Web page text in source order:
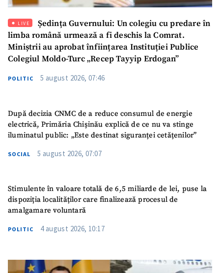
LIVE
Ședința Guvernului: Un colegiu cu predare în
limba română urmează a fi deschis la Comrat.
Miniștrii au aprobat înființarea Instituției Publice
Colegiul Moldo-Turc „Recep Tayyip Erdogan”
POLITIC 5 august 2026, 07:46
După decizia CNMC de a reduce consumul de energie
electrică, Primăria Chișinău explică de ce nu va stinge
iluminatul public: „Este destinat siguranței cetățenilor”
SOCIAL 5 august 2026, 07:07
Stimulente în valoare totală de 6,5 miliarde de lei, puse la
dispoziția localităților care finalizează procesul de
amalgamare voluntară
POLITIC 4 august 2026, 10:17